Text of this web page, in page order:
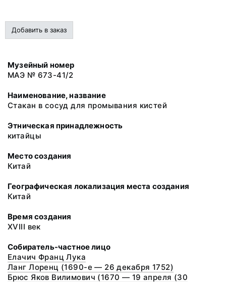
Добавить в заказ
Музейный номер
МАЭ № 673-41/2
Наименование, название
Стакан в сосуд для промывания кистей
Этническая принадлежность
китайцы
Место создания
Китай
Географическая локализация места создания
Китай
Время создания
XVIII век
Собиратель-частное лицо
Елачич Франц Лука
Ланг Лоренц (1690-е — 26 декабря 1752)
Брюс Яков Вилимович (1670 — 19 апреля (30